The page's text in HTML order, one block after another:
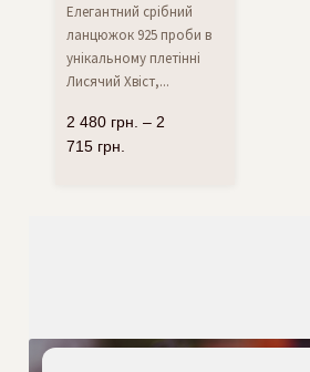
Елегантний срібний
ланцюжок 925 проби в
унікальному плетінні
Лисячий Хвіст,...
2 480 грн. – 2
715 грн.